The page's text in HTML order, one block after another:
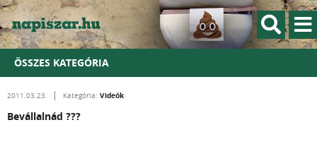
ÖSSZES KATEGÓRIA
2011.03.23. Kategória: Videók
Bevállalnád ???